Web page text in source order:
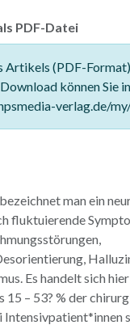
PDF-Datei
Artikels (PDF-
können Sie
verlag.de/
man ein
fluktuierende
Es handelt sich
– 53? % der